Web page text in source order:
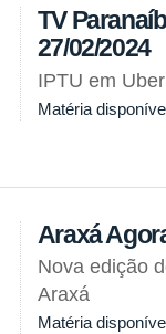
TV
27/02/2024
IPTU em
Matéria
Araxá
Nova edição
Araxá
Matéria